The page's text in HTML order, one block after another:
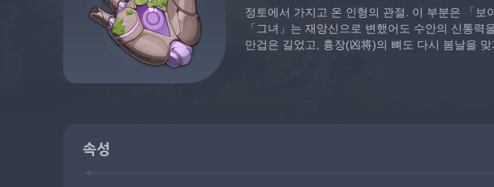
정토에서 가지고 온 인형의 관절. 이 부분은 「보
「그녀」는 재앙신으로 변했어도 수안의 신통
만겁은 길었고, 흉장(凶将)의 뼈도 다시 봄날을
속성